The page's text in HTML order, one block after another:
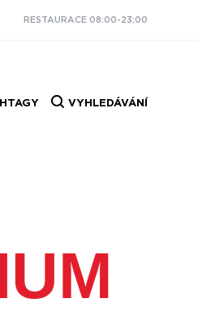
RESTAURACE 08:00-23:00
VYHLEDÁVÁNÍ